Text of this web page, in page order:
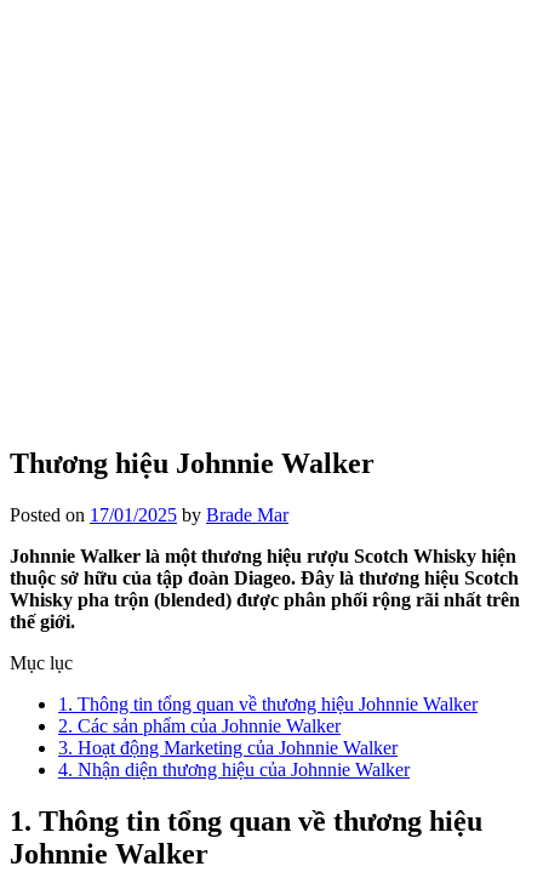
Thương hiệu Johnnie Walker
Posted on 17/01/2025 by Brade Mar
Johnnie Walker là một thương hiệu rượu Scotch Whisky hiện
thuộc sở hữu của tập đoàn Diageo. Đây là thương hiệu Scotch
Whisky pha trộn (blended) được phân phối rộng rãi nhất trên
thế giới.
Mục lục
1. Thông tin tổng quan về thương hiệu Johnnie Walker
2. Các sản phẩm của Johnnie Walker
3. Hoạt động Marketing của Johnnie Walker
4. Nhận diện thương hiệu của Johnnie Walker
1. Thông tin tổng quan về thương hiệu
Johnnie Walker